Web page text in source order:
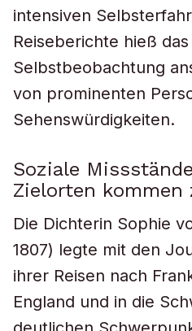
intensiven
Reiseberichte hieß
Selbstbeobachtung
von prominenten
Sehenswürdigkeiten.
Soziale
Zielorten kommen
Die Dichterin Sophie
1807) legte mit den
ihrer Reisen nach
England und in die